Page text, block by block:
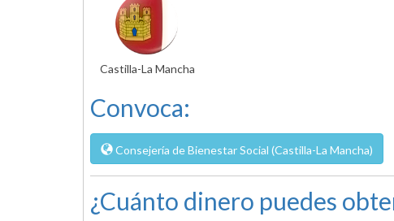
Castilla-La Mancha
Convoca:
Consejería de Bienestar Social (Castilla-La Mancha)
¿Cuánto dinero puedes